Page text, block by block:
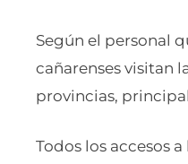
Según el personal
cañarenses visitan
provincias,
Todos los accesos